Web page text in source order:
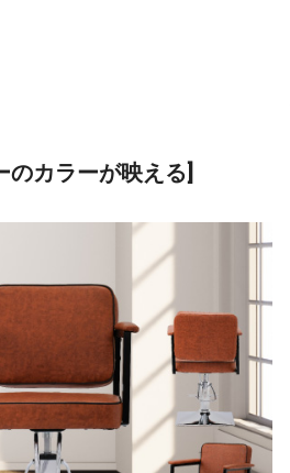
のカラーが映える]